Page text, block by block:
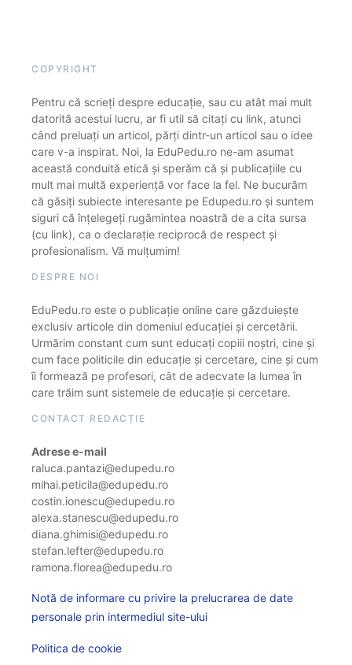
COPYRIGHT
Pentru că scrieți despre educație, sau cu atât mai mult
datorită acestui lucru, ar fi util să citați cu link, atunci
când preluați un articol, părți dintr-un articol sau o idee
care v-a inspirat. Noi, la EduPedu.ro ne-am asumat
această conduită etică și sperăm că și publicațiile cu
mult mai multă experiență vor face la fel. Ne bucurăm
că găsiți subiecte interesante pe Edupedu.ro și suntem
siguri că înțelegeți rugămintea noastră de a cita sursa
(cu link), ca o declarație reciprocă de respect și
profesionalism. Vă mulțumim!
DESPRE NOI
EduPedu.ro este o publicație online care găzduiește
exclusiv articole din domeniul educației și cercetării.
Urmărim constant cum sunt educați copiii noștri, cine și
cum face politicile din educație și cercetare, cine și cum
îi formează pe profesori, cât de adecvate la lumea în
care trăim sunt sistemele de educație și cercetare.
CONTACT REDACȚIE
Adrese e-mail
raluca.pantazi@edupedu.ro
mihai.peticila@edupedu.ro
costin.ionescu@edupedu.ro
alexa.stanescu@edupedu.ro
diana.ghimisi@edupedu.ro
stefan.lefter@edupedu.ro
ramona.florea@edupedu.ro
Notă de informare cu privire la prelucrarea de date
personale prin intermediul site-ului
Politica de cookie